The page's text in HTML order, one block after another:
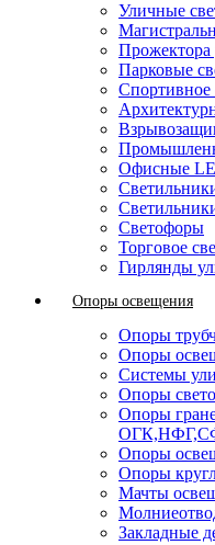
Уличные
Прожектора
Парковые
Спортивное
Офисные
Светофоры
Торговое
Гирлянды
Опоры освещения
Опоры
Опоры
Системы
Опоры
Опоры
Опоры
Опоры
Мачты
Закладные